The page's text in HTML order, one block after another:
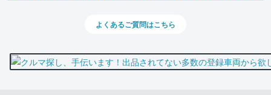
よくあるご質問はこちら